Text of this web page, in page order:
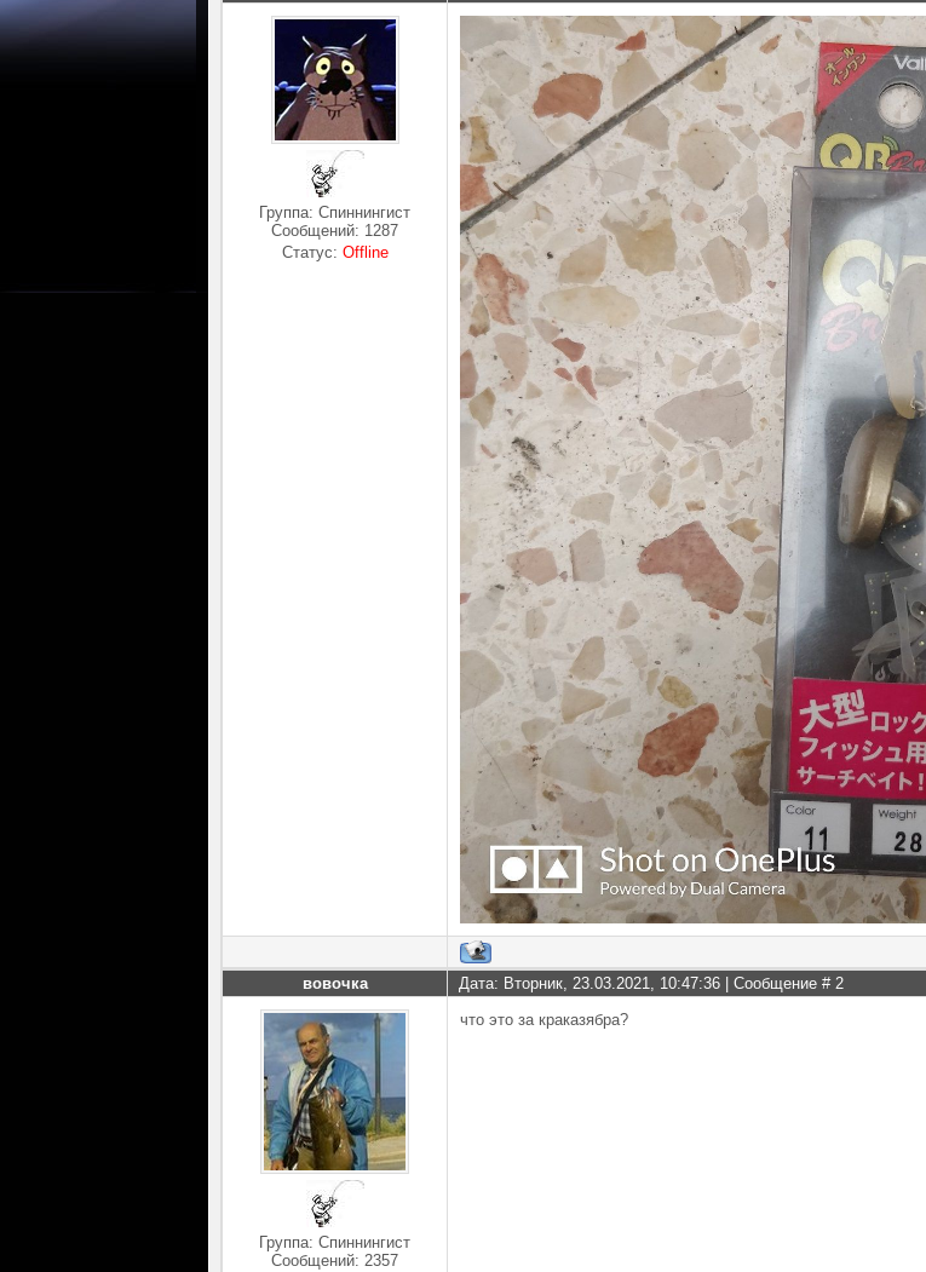
Группа: Спиннингист
Сообщений: 1287
Статус: Offline
вовочка Дата: Вторник, 23.03.2021, 10:47:36 | Сообщение # 2
Группа: Спиннингист
Сообщений: 2357
что это за краказябра?